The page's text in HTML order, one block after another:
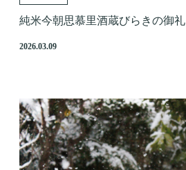
純米今朝思慕里酒蔵びらきの御礼
2026.03.09